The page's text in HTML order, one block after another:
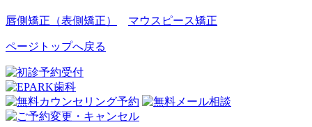
唇側矯正（表側矯正） マウスピース矯正
ページトップへ戻る